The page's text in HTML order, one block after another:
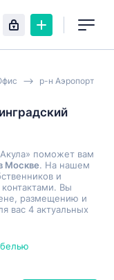
р-н Аэропорт
поможет вам
Москве. На нашем
и
Вы
размещению и
вас 4 актуальных